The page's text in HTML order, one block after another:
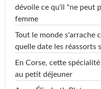
dévoile ce qu'il "ne peut
femme
Tout le monde s'arrache
quelle date les réassorts
En Corse, cette
au petit déjeuner